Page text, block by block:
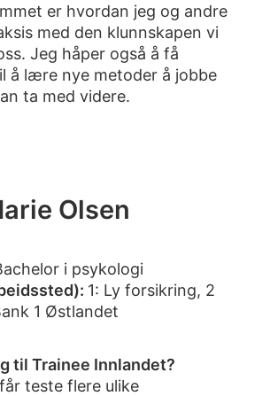
er hvordan jeg og andre
med den klunnskapen vi
Jeg håper også å få
å lære nye metoder å jobbe
ta med videre.
Olsen
i psykologi
1: Ly forsikring, 2
1 Østlandet
til Trainee Innlandet?
teste flere ulike